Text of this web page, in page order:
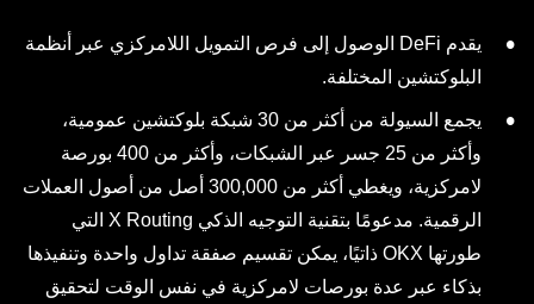
يقدم DeFi الوصول إلى فرص التمويل اللامركزي عبر أنظمة
البلوكتشين المختلفة.
يجمع السيولة من أكثر من 30 شبكة بلوكتشين عمومية،
وأكثر من 25 جسر عبر الشبكات، وأكثر من 400 بورصة
لامركزية، ويغطي أكثر من 300,000 أصل من أصول العملات
الرقمية. مدعومًا بتقنية التوجيه الذكي X Routing التي
طورتها OKX ذاتيًا، يمكن تقسيم صفقة تداول واحدة وتنفيذها
بذكاء عبر عدة بورصات لامركزية في نفس الوقت لتحقيق